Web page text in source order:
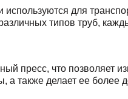
для
типов труб,
пресс, что позволяет
а также делает ее